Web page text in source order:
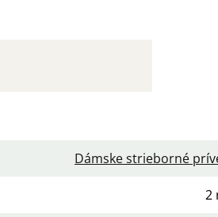
Dámske strieborné
2